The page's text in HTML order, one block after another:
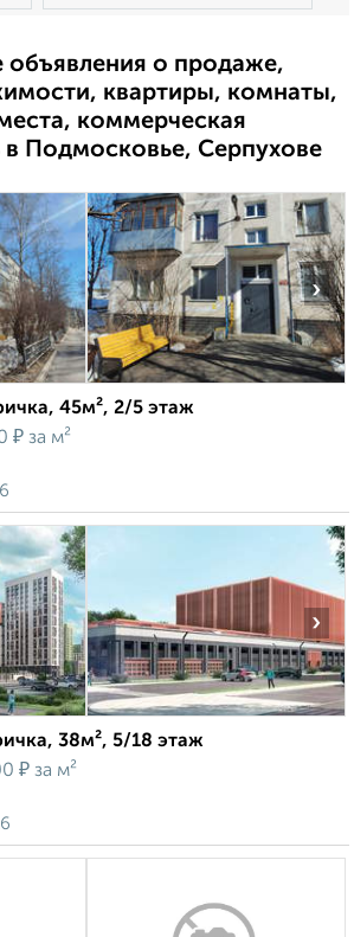
о продаже,
квартиры, комнаты,
коммерческая
Подмосковье, Серпухове
›
45м², 2/5 этаж
₽ за м²
›
38м², 5/18 этаж
₽ за м²